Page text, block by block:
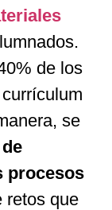
de los
se
procesos
retos que